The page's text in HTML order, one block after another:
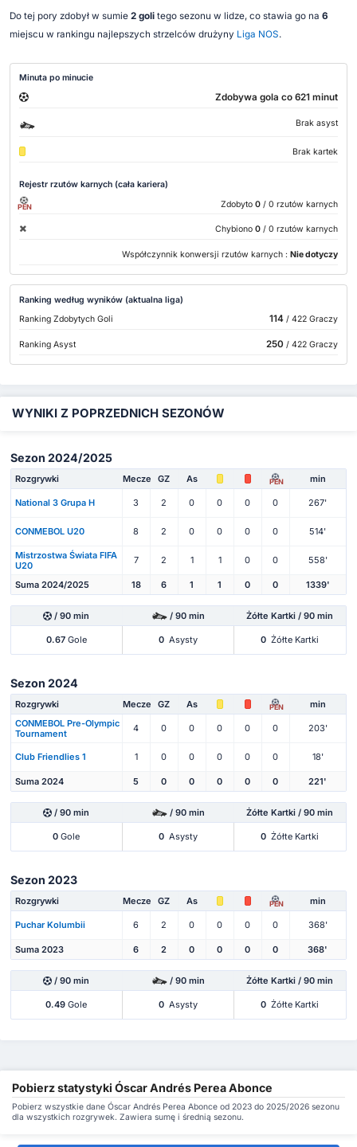
Do tej pory zdobył w sumie 2 golitego sezonu w lidze, co stawia go na 6
miejscu w rankingu najlepszych strzelców drużyny Liga NOS.
Minuta po minucie
Zdobywa gola co 621 minut
Brak asyst
Brak kartek
Rejestr rzutów karnych (cała kariera)
PEN Zdobyto 0 / 0 rzutów karnych
Chybiono 0 / 0 rzutów karnych
Współczynnik konwersji rzutów karnych : Nie dotyczy
Ranking według wyników (aktualna liga)
Ranking Zdobytych Goli
114/ 422 Graczy
Ranking Asyst 250 / 422 Graczy
WYNIKI Z POPRZEDNICH SEZONÓW
Sezon 2024/2025
Rozgrywki Mecze GZ As PEN min
National 3 Grupa H 3 2 0 0 0 0 267'
CONMEBOL U20 8 2 0 0 0 0 514'
Mistrzostwa Świata FIFA
U20
7 2 1 1 0 0 558'
Suma 2024/2025 18 6 1 1 0 0 1339'
/ 90 min / 90 min Żółte Kartki / 90 min
0.67Gole 0 Asysty 0 Żółte Kartki
Sezon 2024
Rozgrywki Mecze GZ As PEN
min
CONMEBOL Pre-Olympic
Tournament
4 0 0 0 0 0 203'
Club Friendlies 1 1 0 0 0 0 0 18'
Suma 2024 5 0 0 0 0 0 221'
/ 90 min / 90 min Żółte Kartki / 90 min
0 Gole 0 Asysty 0 Żółte Kartki
Sezon 2023
Rozgrywki Mecze GZ As PEN min
Puchar Kolumbii 6 2 0 0 0 0 368'
Suma 2023 6 2 0 0 0 0 368'
/ 90 min / 90 min Żółte Kartki / 90 min
0.49 Gole 0 Asysty 0 Żółte Kartki
Pobierz statystyki Óscar Andrés Perea Abonce
Pobierz wszystkie dane Óscar Andrés Perea Abonce od 2023 do 2025/2026 sezonu
dla wszystkich rozgrywek. Zawiera sumę i średnią sezonu.